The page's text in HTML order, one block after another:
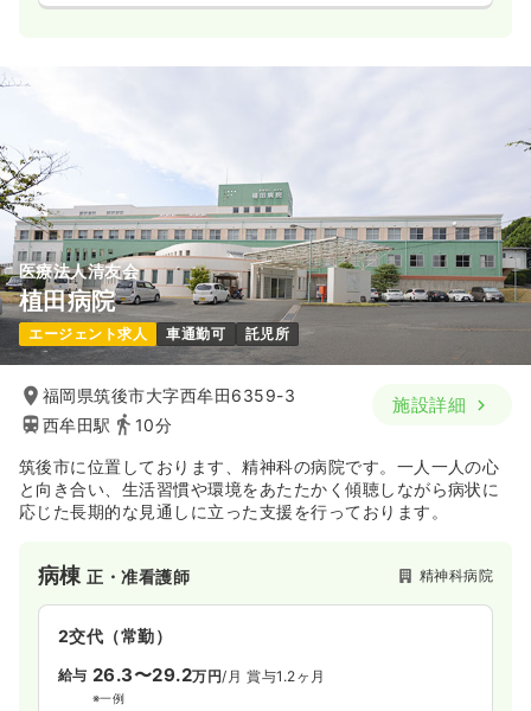
医療法人清友会
植田病院
エージェント求人 車通勤可 託児所
福岡県筑後市大字西牟田6359-3
西牟田駅
10分
施設詳細
筑後市に位置しております、精神科の病院です。一人一人の心
と向き合い、生活習慣や環境をあたたかく傾聴しながら病状に
応じた長期的な見通しに立った支援を行っております。
病棟正・准看護師 精神科病院
2交代（常勤）
給与 26.3〜29.2万円/月 賞与1.2ヶ月
※一例